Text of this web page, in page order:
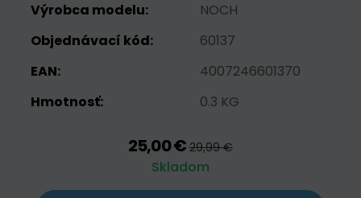
Výrobca modelu:
NOCH
Objednávací kód:
60137
EAN:
4007246601370
Hmotnosť:
0.3 KG
25,00 € 29,99 €
Skladom